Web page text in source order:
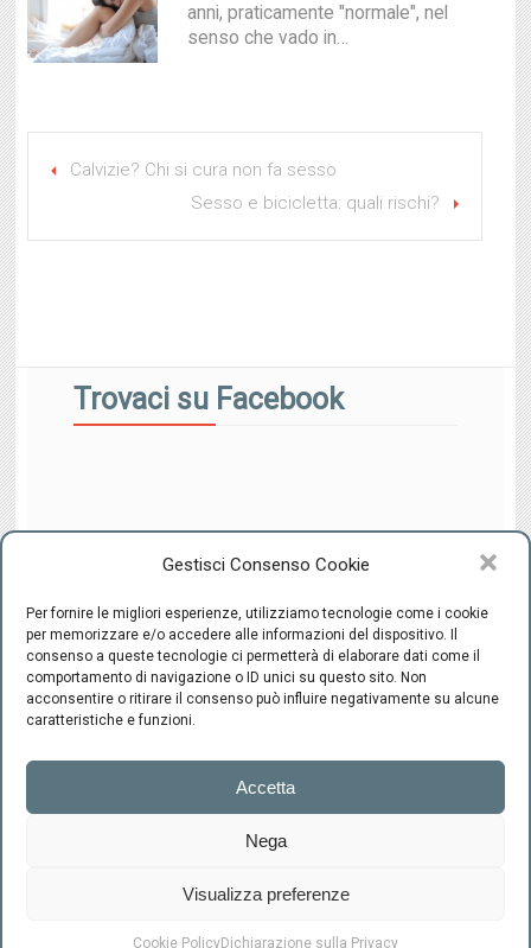
Gestisci Consenso Cookie
Per fornire le migliori esperienze, utilizziamo tecnologie come i cookie
per memorizzare e/o accedere alle informazioni del dispositivo. Il
consenso a queste tecnologie ci permetterà di elaborare dati come il
comportamento di navigazione o ID unici su questo sito. Non
acconsentire o ritirare il consenso può influire negativamente su alcune
caratteristiche e funzioni.
Accetta
Nega
Visualizza preferenze
Cookie PolicyDichiarazione sulla Privacy
anni, praticamente "normale", nel
senso che vado in…
Calvizie? Chi si cura non fa sesso
Sesso e bicicletta: quali rischi?
Trovaci su Facebook
CENTRO INTEGRATO DI SESSUOLOGIA "il Ponte" - C.F.
94220800489 -Cookie Policy-Privacy
Firenze
Ammirato, 37
RICHIEDI UN CONSULTO